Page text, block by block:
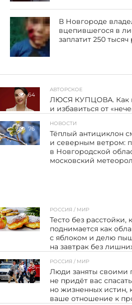
В Новгороде
вцепившегося в
заплатит 250
64
АВТОРСКОЕ
ЛЮСЯ КУПЦОВА. Как
и избавиться от
76
НОВОСТИ
Тёплый антициклон
и северным ветром:
в Новгородской
московский
73
РОССИЯ / МИР
Тесто без расстойки,
поднимается как
с яблоком и делю
на завтрак без
38
РОССИЯ / МИР
Люди заняты своими
не придёт вас
но жизненных истин,
ваше отношение к